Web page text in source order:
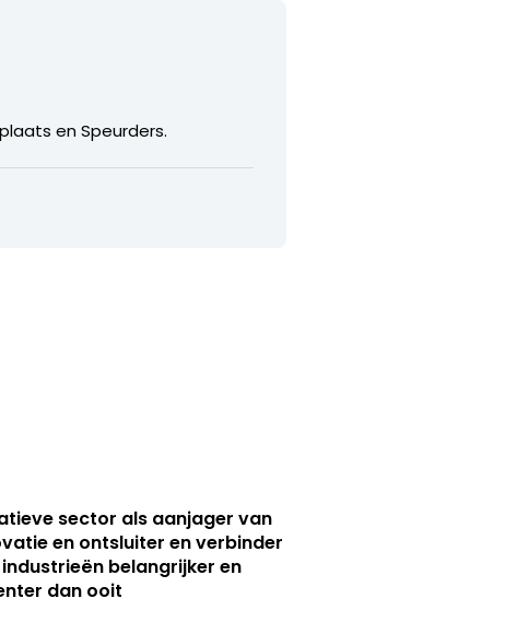
en Speurders.
sector als aanjager van
en ontsluiter en verbinder
belangrijker en
dan ooit